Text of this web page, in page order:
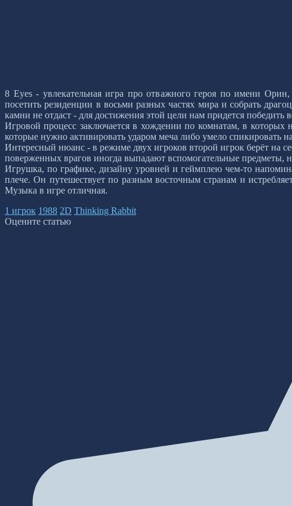
8 Eyes - увлекательная игра про отважного героя по имени
посетить резиденции в восьми разных частях мира и собрать
камни не отдаст - для достижения этой цели нам придется победить
Игровой процесс заключается в хождении по комнатам, в которых
которые нужно активировать ударом меча либо умело спикировать
Интересный нюанс - в режиме двух игроков второй игрок берёт на
поверженных врагов иногда выпадают вспомогательные
Игрушка, по графике, дизайну уровней и геймплею чем-то
плече. Он путешествует по разным восточным странам и
Музыка в игре отличная.
1 игрок 1988 2D Thinking Rabbit
Оцените статью